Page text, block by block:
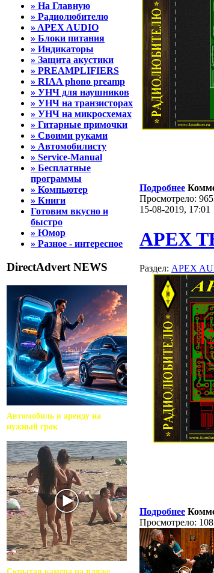
» На Главную
» Радиолюбителю
» APEX AUDIO
» Блоки питания
» Индикаторы
» Защита акустики
» PREAMPLIFIERS
» RIAA phono preamp
» УНЧ для наушников
» УНЧ на транзисторах
» УНЧ на микросхемах
» Гитарные примочки
» Своими руками
» Автомобилисту
» Service-Manual
» Бесплатные
программы
» Компьютер
» Книги
Готовим вкусно и
быстро
» Юмор
» Разное - интересное
DirectAdvert NEWS
Автомобиль в аренду на
нужный срок
Подробнее
Просмотрело:
15-08-2019, 17:01
APEX
Раздел: APEX
Подробнее
Просмотрело: